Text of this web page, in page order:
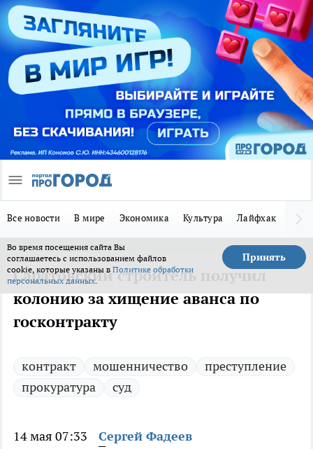
Все новости В мире Экономика Культура Лайфхак
Во время посещения сайта Вы
соглашаетесь с использованием файлов
cookie, которые указаны в Политике обработки
персональных данных.
Принять
Саратовский строитель получил
колонию за хищение аванса по
госконтракту
контракт мошенничество
преступление
прокуратура
суд
14 мая 07:33 Сергей Фадеев